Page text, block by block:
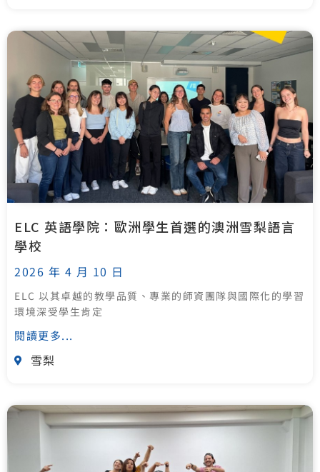
ELC 英語學院：歐洲學生首選的澳洲雪梨語言
學校
2026 年 4 月 10 日
ELC 以其卓越的教學品質、專業的師資團隊與國際化的學習
環境深受學生肯定
閱讀更多...
雪梨